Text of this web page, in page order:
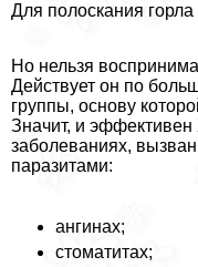
Для полоскания горла
Но нельзя
Действует он по
группы, основу
Значит, и
заболеваниях,
паразитами:
ангинах;
стоматитах;